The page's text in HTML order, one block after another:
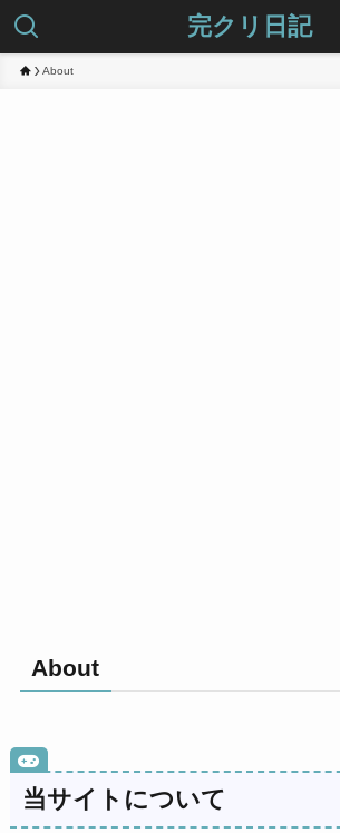
完クリ日記
About
About
当サイトについて